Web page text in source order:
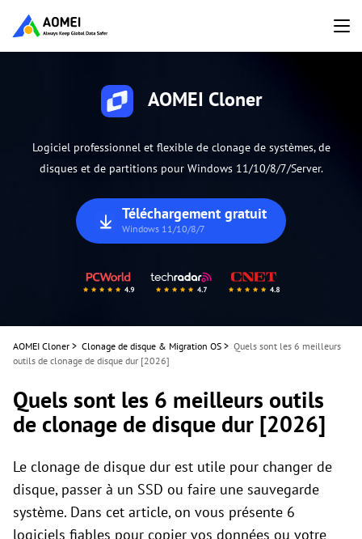
AOMEI Cloner
Logiciel professionnel et flexible de clonage de systèmes, de
disques et de partitions pour Windows 11/10/8/7/Server.
Téléchargement gratuit
Windows 11/10/8/7
AOMEI Cloner > Clonage de disque & Migration OS > Quels sont les 6 meilleurs
outils de clonage de disque dur [2026]
Quels sont les 6 meilleurs outils
de clonage de disque dur [2026]
Le clonage de disque dur est utile pour changer de
disque, passer à un SSD ou faire une sauvegarde
système. Dans cet article, on vous présente 6
logiciels fiables pour copier vos données ou votre